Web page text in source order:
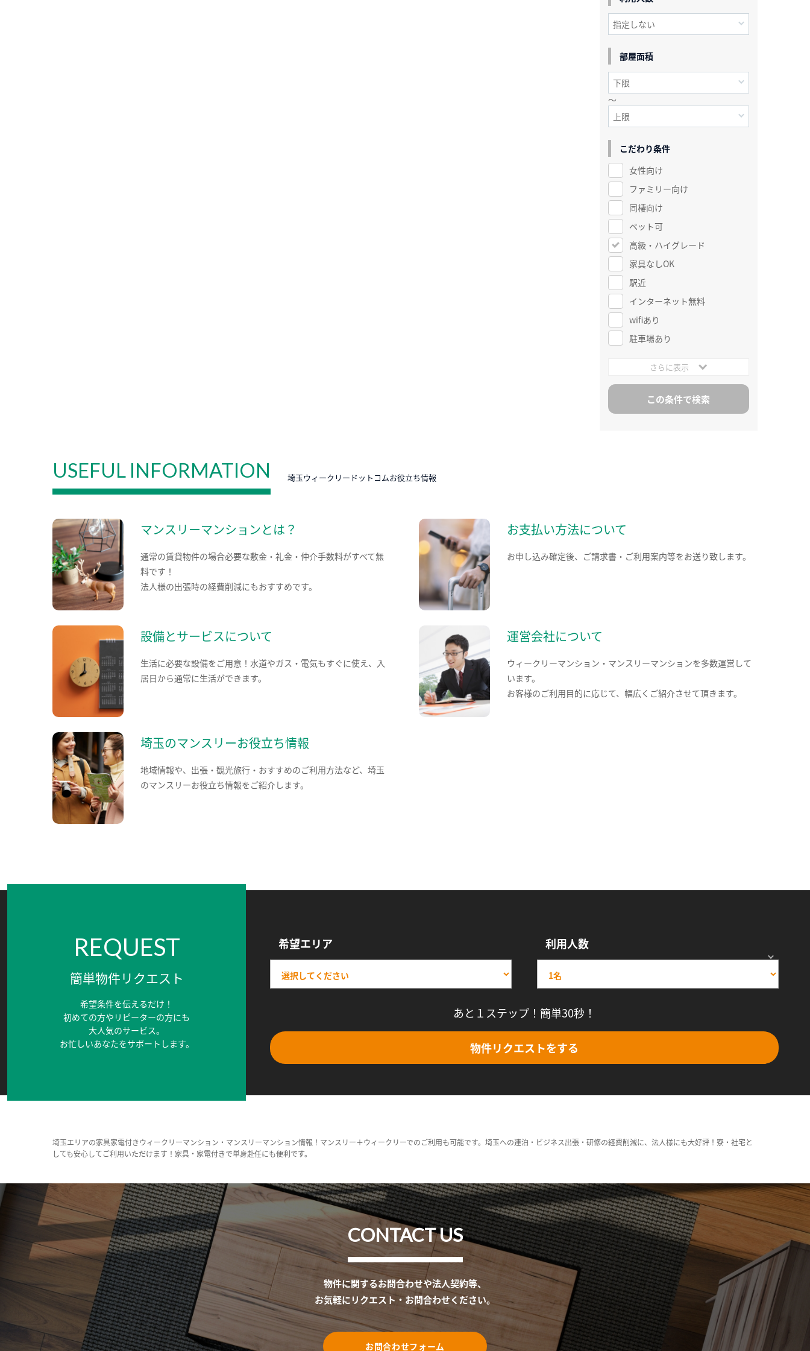
部屋面積
～
こだわり条件
女性向け
ファミリー向け
同棲向け
ペット可
高級・ハイグレード
家具なしOK
駅近
インターネット無料
wifiあり
駐車場あり
さらに表示
USEFUL INFORMATION 埼玉ウィークリードットコムお役立ち情報
マンスリーマンションとは？
通常の賃貸物件の場合必要な敷金・礼金・仲介手数料がすべて無
料です！
法人様の出張時の経費削減にもおすすめです。
お支払い方法について
お申し込み確定後、ご請求書・ご利用案内等をお送り致します。
設備とサービスについて
生活に必要な設備をご用意！水道やガス・電気もすぐに使え、入
居日から通常に生活ができます。
運営会社について
ウィークリーマンション・マンスリーマンションを多数運営して
います。
お客様のご利用目的に応じて、幅広くご紹介させて頂きます。
埼玉のマンスリーお役立ち情報
地域情報や、出張・観光旅行・おすすめのご利用方法など、埼玉
のマンスリーお役立ち情報をご紹介します。
REQUEST
簡単物件リクエスト
希望条件を伝えるだけ！
初めての方やリピーターの方にも
大人気のサービス。
お忙しいあなたをサポートします。
希望エリア 利用人数
あと１ステップ！簡単30秒！
物件リクエストをする
埼玉エリアの家具家電付きウィークリーマンション・マンスリーマンション情報！マンスリー＋ウィークリーでのご利用も可能です。埼玉への連泊・ビジネス出張・研修の経費削減に、法人様にも大好評！寮・社宅と
しても安心してご利用いただけます！家具・家電付きで単身赴任にも便利です。
CONTACT US
物件に関するお問合わせや法人契約等、
お気軽にリクエスト・お問合わせください。
お問合わせフォーム